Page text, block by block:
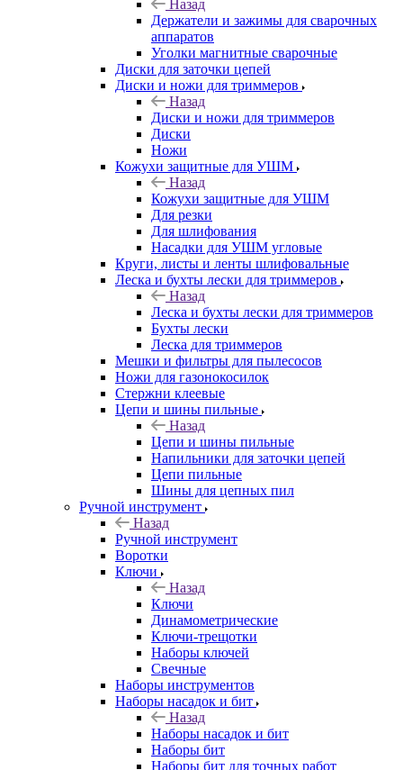
Назад
Держатели и зажимы для сварочных
аппаратов
Уголки магнитные сварочные
Диски для заточки цепей
Диски и ножи для триммеров
Назад
Диски и ножи для триммеров
Диски
Ножи
Кожухи защитные для УШМ
Назад
Кожухи защитные для УШМ
Для резки
Для шлифования
Насадки для УШМ угловые
Круги, листы и ленты шлифовальные
Леска и бухты лески для триммеров
Назад
Леска и бухты лески для триммеров
Бухты лески
Леска для триммеров
Мешки и фильтры для пылесосов
Ножи для газонокосилок
Стержни клеевые
Цепи и шины пильные
Назад
Цепи и шины пильные
Напильники для заточки цепей
Цепи пильные
Шины для цепных пил
Ручной инструмент
Назад
Ручной инструмент
Воротки
Ключи
Назад
Ключи
Динамометрические
Ключи-трещотки
Наборы ключей
Свечные
Наборы инструментов
Наборы насадок и бит
Назад
Наборы насадок и бит
Наборы бит
Наборы бит для точных работ